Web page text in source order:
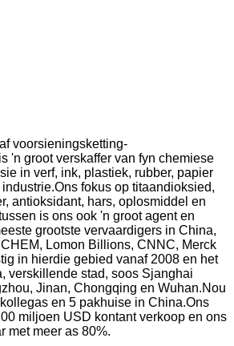
voorsieningsketting-
'n groot verskaffer van fyn chemiese
in verf, ink, plastiek, rubber, papier
fokus op titaandioksied,
antioksidant, hars, oplosmiddel en
is ons ook 'n groot agent en
grootste vervaardigers in China,
Lomon Billions, CNNC, Merck
in hierdie gebied vanaf 2008 en het
verskillende stad, soos Sjanghai
Jinan, Chongqing en Wuhan.Nou
en 5 pakhuise in China.Ons
miljoen USD kontant verkoop en ons
met meer as 80%.